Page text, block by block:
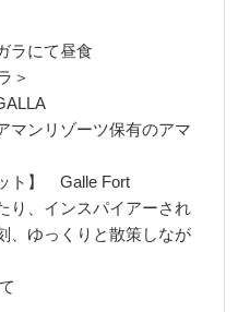
ラにて昼食
＞
マンリゾーツ保有のアマ
ト】 Galle Fort
り、インスパイアーされ
、ゆっくりと散策しなが